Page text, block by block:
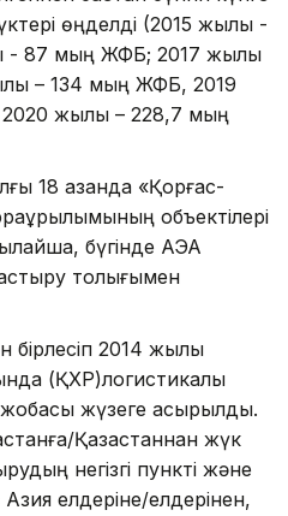
өңделді (2015 жылы -
- 87 мың ЖФБ; 2017 жылы
– 134 мың ЖФБ, 2019
жылы – 228,7 мың
18 қазанда «Қорғас-
объектілері
бүгінде АЭА
толығымен
бірлесіп 2014 жылы
(ҚХР)логистикалық
жүзеге асырылды.
Қазақстаннан жүк
негізгі пункті және
елдеріне/елдерінен,